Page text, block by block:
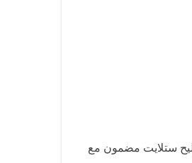
ستلايت مضمون مع